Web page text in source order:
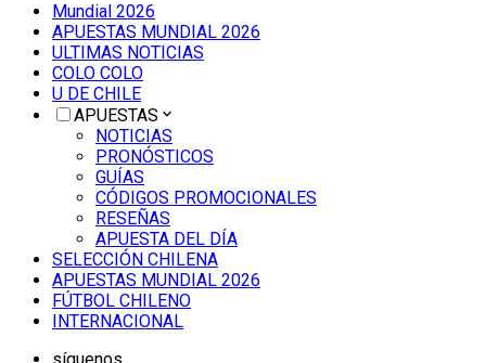
Mundial 2026
APUESTAS MUNDIAL 2026
ULTIMAS NOTICIAS
COLO COLO
U DE CHILE
APUESTAS
NOTICIAS
PRONÓSTICOS
GUÍAS
CÓDIGOS PROMOCIONALES
RESEÑAS
APUESTA DEL DÍA
SELECCIÓN CHILENA
APUESTAS MUNDIAL 2026
FÚTBOL CHILENO
INTERNACIONAL